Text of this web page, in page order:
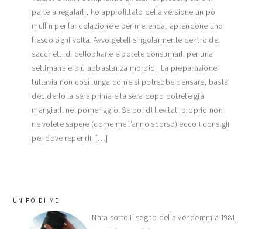
parte a regalarli, ho approfittato della versione un pò
muffin per far colazione e per merenda, aprendone uno
fresco ogni volta. Avvolgeteli singolarmente dentro dei
sacchetti di cellophane e potete consumarli per una
settimana e più abbastanza morbidi. La preparazione
tuttavia non così lunga come si potrebbe pensare, basta
deciderlo la sera prima e la sera dopo potrete già
mangiarli nel pomeriggio. Se poi di lievitati proprio non
ne volete sapere (come me l’anno scorso) ecco i consigli
per dove reperirli. […]
barra
laterale
UN PÒ DI ME
Nata sotto il segno della vendemmia 1981.